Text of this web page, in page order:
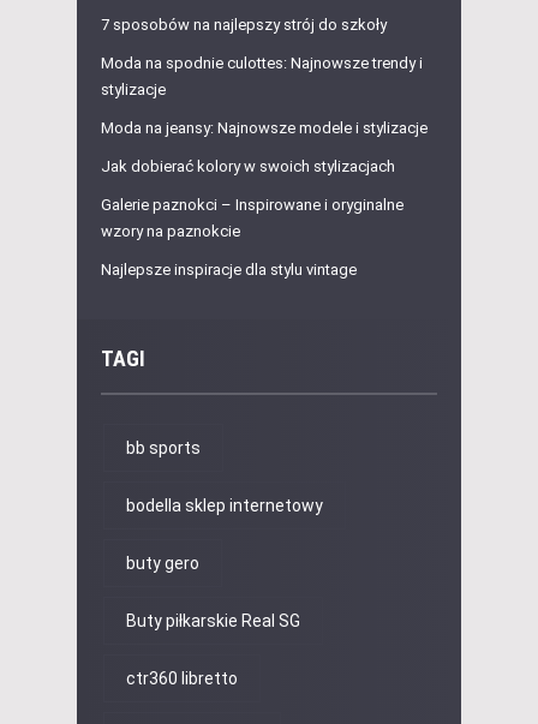
7 sposobów na najlepszy strój do szkoły
Moda na spodnie culottes: Najnowsze trendy i
stylizacje
Moda na jeansy: Najnowsze modele i stylizacje
Jak dobierać kolory w swoich stylizacjach
Galerie paznokci – Inspirowane i oryginalne
wzory na paznokcie
Najlepsze inspiracje dla stylu vintage
TAGI
bb sports
bodella sklep internetowy
buty gero
Buty piłkarskie Real SG
ctr360 libretto